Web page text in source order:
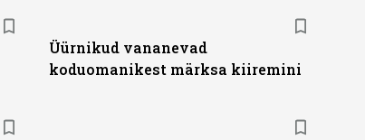
Üürnikud vananevad
koduomanikest märksa kiiremini